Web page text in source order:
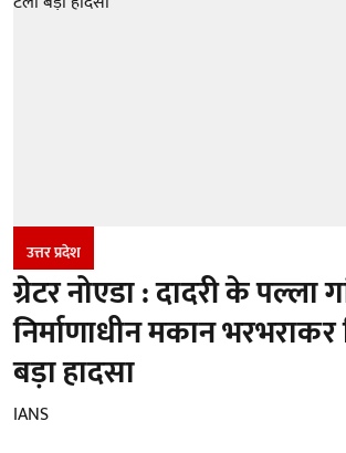
उत्तर प्रदेश
ग्रेटर नोएडा : दादरी के पल्ला
निर्माणाधीन मकान भरभराकर
बड़ा हादसा
IANS